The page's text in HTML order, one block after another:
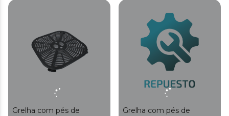
Grelha com pés de
Grelha com pés de